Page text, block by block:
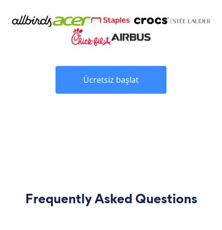
Ücretsiz başlat
Frequently Asked Questions